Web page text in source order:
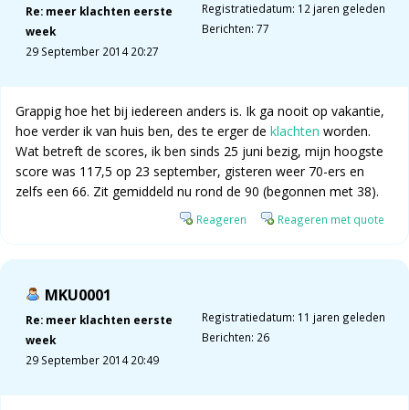
Re: meer klachten eerste
week
29 September 2014 20:27
Registratiedatum: 12 jaren geleden
Berichten: 77
Grappig hoe het bij iedereen anders is. Ik ga nooit op vakantie,
hoe verder ik van huis ben, des te erger de klachten worden.
Wat betreft de scores, ik ben sinds 25 juni bezig, mijn hoogste
score was 117,5 op 23 september, gisteren weer 70-ers en
zelfs een 66. Zit gemiddeld nu rond de 90 (begonnen met 38).
Reageren Reageren met quote
MKU0001
Re: meer klachten eerste
week
29 September 2014 20:49
Registratiedatum: 11 jaren geleden
Berichten: 26